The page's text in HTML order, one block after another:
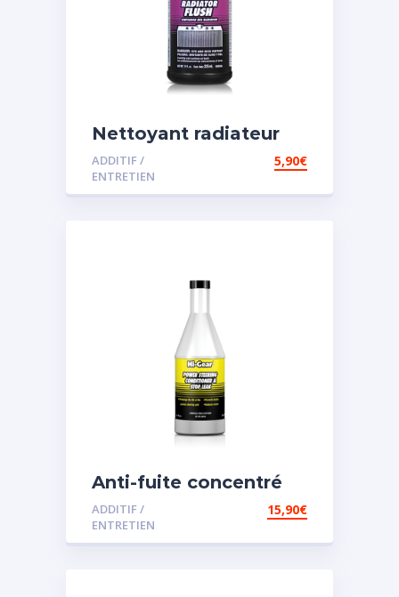
Nettoyant radiateur
ADDITIF /
ENTRETIEN
5,90€
Anti-fuite concentré
pour direction
assistée
ADDITIF /
ENTRETIEN
15,90€